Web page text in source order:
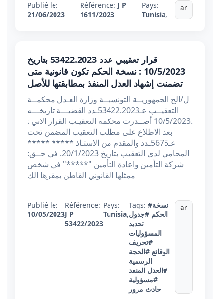
Publié le:
21/06/2023
Référence: J P
1611/2023
Pays:
Tunisia,
ar
قرار تعقيبي عدد 53422.2023 بتاريخ
10/5/2023 : نسخة الحكم تكون قانونية متى
تضمنت إشهاد العدل المنفذ بمطابقتها للأصل
ل/الح الجمهوريــة التونسيــة وزارة العـدل محكمــة
التعقيــب عـ53422.2023ـدد القضيـــة تاريخـــه
:10/5/2023 أصــدرت محكمة التعقيـب القرار الاتي :
بعد الاطلاع على مطلب التعقيب المضمن تحت
عـ5675ـدد والمقدم من الاستـاذ ***** *****
المحامي لدى التعقيب بتاريخ 20/1/2023. في حــق:
شركة التأمين واعادة التأمين "*****" في شخص
ممثلها القانوني القاطن بمقرها الك
Publié le:
10/05/2023
Référence:
J P
53422/2023
Pays:
Tunisia,
Tags: #نسخة
الحكم #جدول
تحديد
المسؤوليات
#تحريف
الوقائع #الحجة
الرسمية
#العدل المنفذ
#مسؤولية
حادث مرور
ar